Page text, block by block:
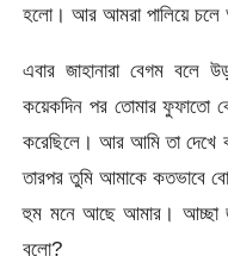
হলো। আর আমরা পালিয়ে
এবার জাহানারা বেগম
কয়েকদিন পর তোমার ফুফাতো
করেছিলে। আর আমি তা দেখে
তারপর তুমি আমাকে কতভাবে
হুম মনে আছে আমার। আচ্ছা
বলো?